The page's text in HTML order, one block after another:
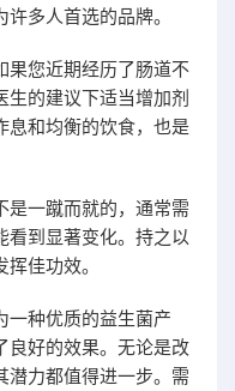
多人首选的品牌。
果您近期经历了肠道不
生的建议下适当增加剂
息和均衡的饮食，也是
是一蹴而就的，通常需
看到显著变化。持之以
佳功效。
一种优质的益生菌产
良好的效果。无论是改
潜力都值得进一步。需